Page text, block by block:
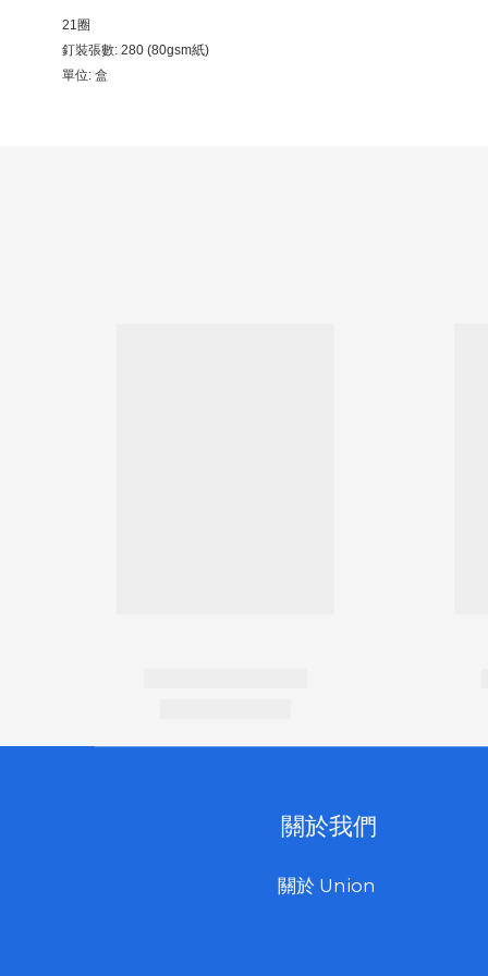
21圈
釘裝張數: 280 (80gsm紙)
單位: 盒
關於我們
關於 Union